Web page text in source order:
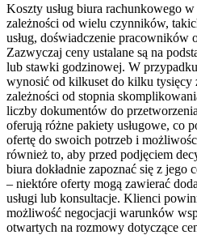
Koszty usług biura rachunkowego
zależności od wielu czynników,
usług, doświadczenie pracowników
Zazwyczaj ceny ustalane są na
lub stawki godzinowej. W
wynosić od kilkuset do kilku tysięcy
zależności od stopnia
liczby dokumentów do
oferują różne pakiety usługowe, co
ofertę do swoich potrzeb i
również to, aby przed podjęciem
biura dokładnie zapoznać się z jego
– niektóre oferty mogą zawierać
usługi lub konsultacje. Klienci
możliwość negocjacji warunków
otwartych na rozmowy dotyczące